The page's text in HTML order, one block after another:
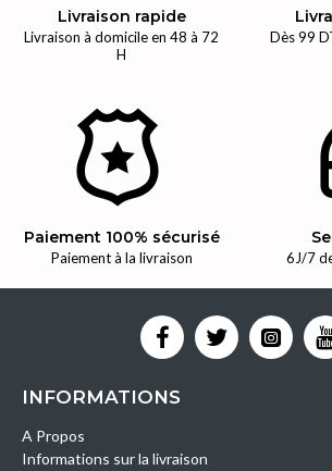
Livraison rapide
Livraison à domicile en 48 à 72
H
Dès 99
Paiement 100% sécurisé
Paiement à la livraison 6J/7
INFORMATIONS
A Propos
Informations sur la livraison